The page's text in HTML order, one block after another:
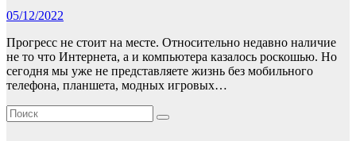
05/12/2022
Прогресс не стоит на месте. Относительно недавно наличие
не то что Интернета, а и компьютера казалось роскошью. Но
сегодня мы уже не представляете жизнь без мобильного
телефона, планшета, модных игровых…